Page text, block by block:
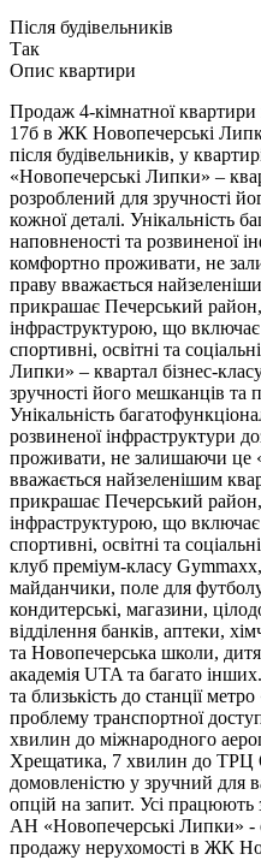
Після будівельників
Так
Опис квартири
Продаж 4-кімнатної
17б в ЖК Новопечерські
після будівельників, у
«Новопечерські Липки» –
розроблений для зручності
кожної деталі. Унікальність
наповненості та розвиненої
комфортно проживати, не
праву вважається
прикрашає Печерський
інфраструктурою, що включає
спортивні, освітні та
Липки» – квартал бізнес-
зручності його мешканців та
Унікальність
розвиненої інфраструктури
проживати, не залишаючи це
вважається найзеленішим
прикрашає Печерський
інфраструктурою, що включає
спортивні, освітні та
клуб преміум-класу Gymmaxx,
майданчики, поле для
кондитерські, магазини,
відділення банків, аптеки,
та Новопечерська школи,
академія UTA та багато
та близькість до станції
проблему транспортної
хвилин до міжнародного
Хрещатика, 7 хвилин до ТРЦ
домовленістю у зручний для
опцій на запит. Усі
АН «Новопечерські Липки» -
продажу нерухомості в ЖК